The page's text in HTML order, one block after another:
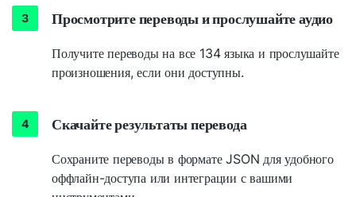
Просмотрите переводы и прослушайте аудио
Получите переводы на все 134 языка и прослушайте
произношения, если они доступны.
Скачайте результаты перевода
Сохраните переводы в формате JSON для удобного
оффлайн-доступа или интеграции с вашими